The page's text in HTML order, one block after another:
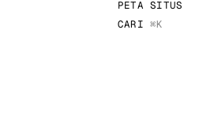
PETA SITUS
CARI⌘K